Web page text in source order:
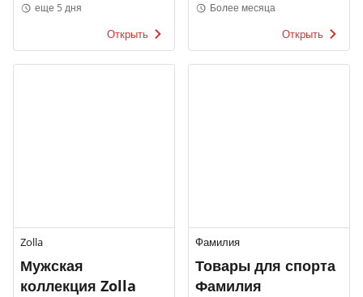
еще 5 дня
Открыть
Более месяца
Открыть
Zolla
Мужская
коллекция Zolla
Фамилия
Товары для спорта
Фамилия